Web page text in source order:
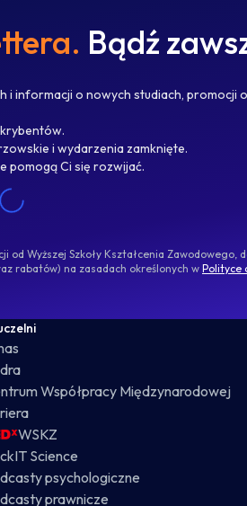
Bądź
i informacji o nowych studiach, promocji
i wydarzenia zamknięte.
pomogą Ci się rozwijać.
Wyższej Szkoły Kształcenia Zawodowego,
rabatów) na zasadach określonych w Polityce
Współpracy Międzynarodowej
WSKZ
Science
psychologiczne
prawnicze